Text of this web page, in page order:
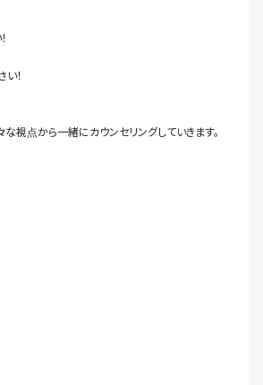
！
視点から一緒にカウンセリングしていきます。